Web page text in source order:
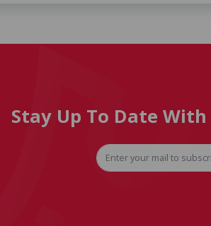
Stay Up To Date